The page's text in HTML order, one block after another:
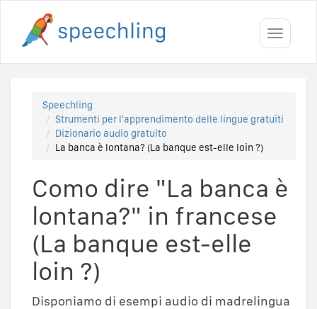
Toggle
Speechling
Strumenti per l'apprendimento delle lingue gratuiti
Dizionario audio gratuito
La banca è lontana? (La banque est-elle loin ?)
Como dire "La banca è
lontana?" in francese
(La banque est-elle
loin ?)
Disponiamo di esempi audio di madrelingua